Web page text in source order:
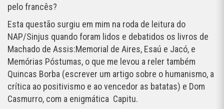
pelo francês?
Esta questão surgiu em mim na roda de leitura do
NAP/Sinjus quando foram lidos e debatidos os livros de
Machado de Assis:Memorial de Aires, Esaú e Jacó, e
Memórias Póstumas, o que me levou a reler também
Quincas Borba (escrever um artigo sobre o humanismo, a
crítica ao positivismo e ao vencedor as batatas) e Dom
Casmurro, com a enigmática Capitu.